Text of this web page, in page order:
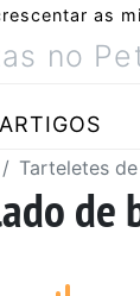
as
ARTIGOS
Tarteletes
de